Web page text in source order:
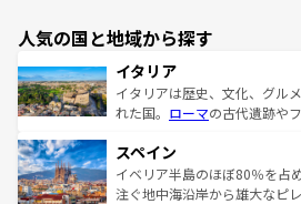
人気の国と地域から探す
イタリア
イタリアは歴史、文化、グル
れた国。 ローマの古代遺跡や
ろん、トスカーナの美しい田
景など、自然景観も見逃せな
ピザやパスタなど、絶品のイ
スペイン
イベリア半島のほぼ80％を占
注ぐ地中海沿岸から雄大なピ